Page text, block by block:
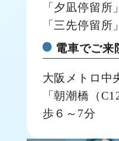
「夕凪停留所
「三先停留所
電車でご来
大阪メトロ中
「朝潮橋（
歩６～7分